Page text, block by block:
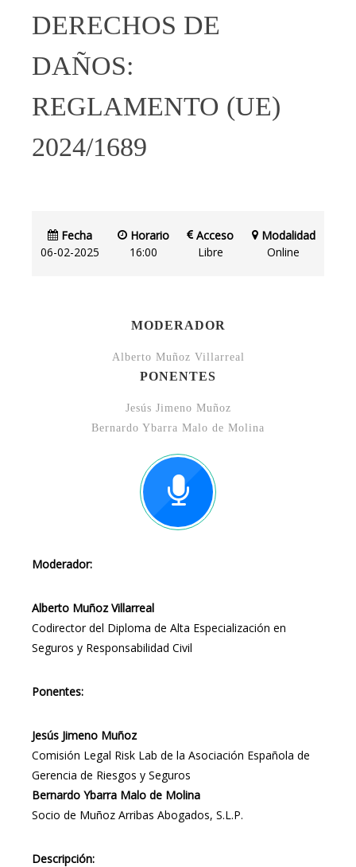
DERECHOS DE
DAÑOS:
REGLAMENTO (UE)
2024/1689
Fecha
06-02-2025
Horario
16:00
Acceso
Libre
Modalidad
Online
MODERADOR
Alberto Muñoz Villarreal
PONENTES
Jesús Jimeno Muñoz
Bernardo Ybarra Malo de Molina
Moderador:
Alberto Muñoz Villarreal
Codirector del Diploma de Alta Especialización en
Seguros y Responsabilidad Civil
Ponentes:
Jesús Jimeno Muñoz
Comisión Legal Risk Lab de la Asociación Española de
Gerencia de Riesgos y Seguros
Bernardo Ybarra Malo de Molina
Socio de Muñoz Arribas Abogados, S.L.P.
Descripción: